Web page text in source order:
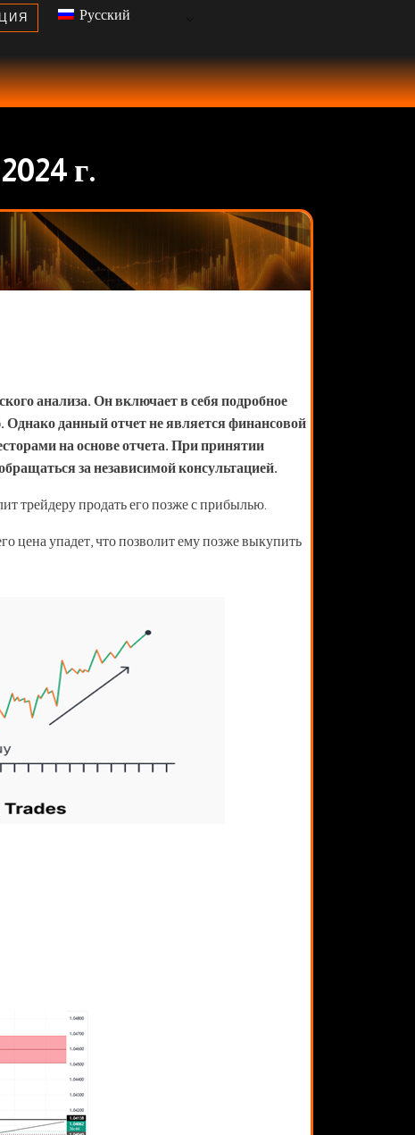
Русский
г.
анализа. Он включает в себя подробное
данный отчет не является финансовой
на основе отчета. При принятии
за независимой консультацией.
трейдеру продать его позже с прибылью.
цена упадет, что позволит ему позже выкупить